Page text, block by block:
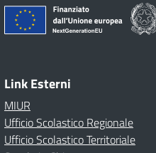
Link Esterni
MIUR
Ufficio Scolastico Regionale
Ufficio Scolastico Territoriale